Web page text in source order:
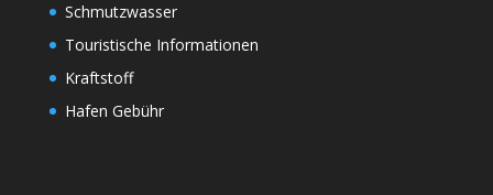
Schmutzwasser
Touristische Informationen
Kraftstoff
Hafen Gebühr